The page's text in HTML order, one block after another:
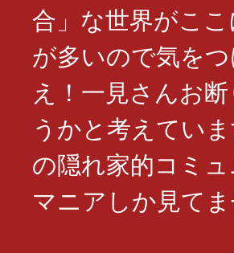
合」な世界がこ
が多いので気をつ
え！一見さんお
うかと考えてい
の隠れ家的コミュ
マニアしか見てま